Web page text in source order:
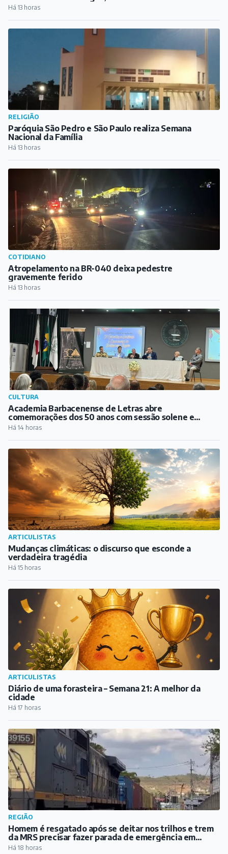
Há 13 horas
RELIGIÃO
Paróquia São Pedro e São Paulo realiza Semana
Nacional da Família
Há 13 horas
COTIDIANO
Atropelamento na BR-040 deixa pedestre
gravemente ferido
Há 13 horas
CULTURA
Academia Barbacenense de Letras abre
comemorações dos 50 anos com sessão solene e
lançamento de biografia de Guimarães Rosa
Há 14 horas
ARTICULISTAS
Mudanças climáticas: o discurso que esconde a
verdadeira tragédia
Há 15 horas
ARTICULISTAS
Diário de uma forasteira – Semana 21: A melhor da
cidade
Há 17 horas
REGIÃO
Homem é resgatado após se deitar nos trilhos e trem
da MRS precisar fazer parada de emergência em
Santos Dumont
Há 18 horas